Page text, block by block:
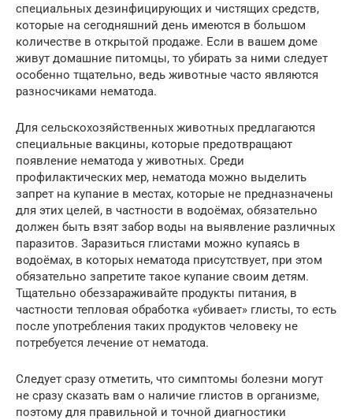
специальных дезинфицирующих и чистящих средств,
которые на сегодняшний день имеются в большом
количестве в открытой продаже. Если в вашем доме
живут домашние питомцы, то убирать за ними следует
особенно тщательно, ведь животные часто являются
разносчиками нематода.
Для сельскохозяйственных животных предлагаются
специальные вакцины, которые предотвращают
появление нематода у животных. Среди
профилактических мер, нематода можно выделить
запрет на купание в местах, которые не предназначены
для этих целей, в частности в водоёмах, обязательно
должен быть взят забор воды на выявление различных
паразитов. Заразиться глистами можно купаясь в
водоёмах, в которых нематода присутствует, при этом
обязательно запретите такое купание своим детям.
Тщательно обеззараживайте продукты питания, в
частности тепловая обработка «убивает» глисты, то есть
после употребления таких продуктов человеку не
потребуется лечение от нематода.
Следует сразу отметить, что симптомы болезни могут
не сразу сказать вам о наличие глистов в организме,
поэтому для правильной и точной диагностики